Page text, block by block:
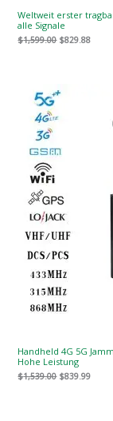
Weltweit erster
alle Signale
$1,599.00 $829.88
Handheld 4G 5G
Hohe Leistung
$1,539.00
ursprüngliche
war:
$839.99